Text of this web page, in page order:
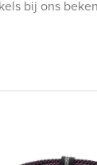
bij ons